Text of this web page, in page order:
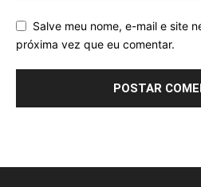
Salve meu nome, e-mail e site
próxima vez que eu comentar.